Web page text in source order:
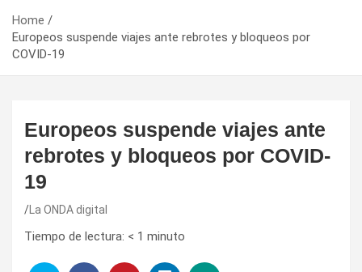
Home
Europeos suspende viajes ante rebrotes y bloqueos por
COVID-19
Europeos suspende viajes ante
rebrotes y bloqueos por COVID-
19
La ONDA digital
Tiempo de lectura: < 1 minuto